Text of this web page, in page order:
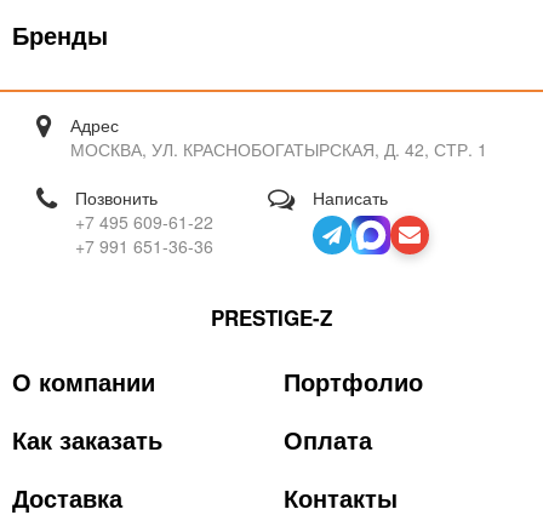
Бренды
Адрес
МОСКВА, УЛ. КРАСНОБОГАТЫРСКАЯ, Д. 42, СТР. 1
Позвонить
+7 495 609-61-22
+7 991 651-36-36
Написать
PRESTIGE-Z
О компании
Портфолио
Как заказать
Оплата
Доставка
Контакты